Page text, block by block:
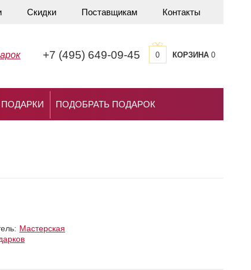
Скидки Поставщикам Контакты
+7 (495) 649-09-45 0 КОРЗИНА0
ПОДОБРАТЬ ПОДАРОК
Мастерская